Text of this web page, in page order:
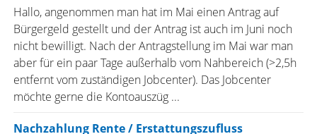
Hallo, angenommen man hat im Mai einen Antrag auf
Bürgergeld gestellt und der Antrag ist auch im Juni noch
nicht bewilligt. Nach der Antragstellung im Mai war man
aber für ein paar Tage außerhalb vom Nahbereich (>2,5h
entfernt vom zuständigen Jobcenter). Das Jobcenter
möchte gerne die Kontoauszüg ...
Nachzahlung Rente / Erstattungszufluss